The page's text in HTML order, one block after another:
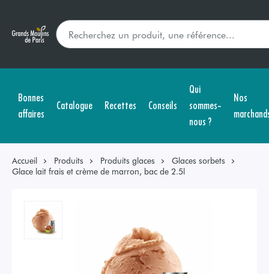
Bonnes
affaires
Catalogue Recettes Conseils
Qui
sommes-
nous ?
Nos
Accueil Produits Produits glaces
Glaces sorbets
Glace lait frais et crème de marron, bac de 2.5l